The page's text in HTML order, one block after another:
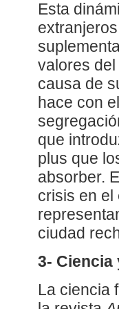
Esta
valores
causa de
hace con
que
plus que
absorber.
crisis en el
ciudad
3- Ciencia
La ciencia